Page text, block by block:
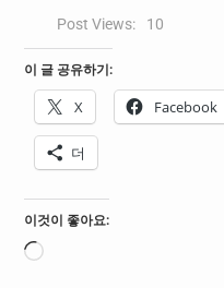
Post Views: 10
이 글 공유하기:
X Facebook
더
이것이 좋아요:
로